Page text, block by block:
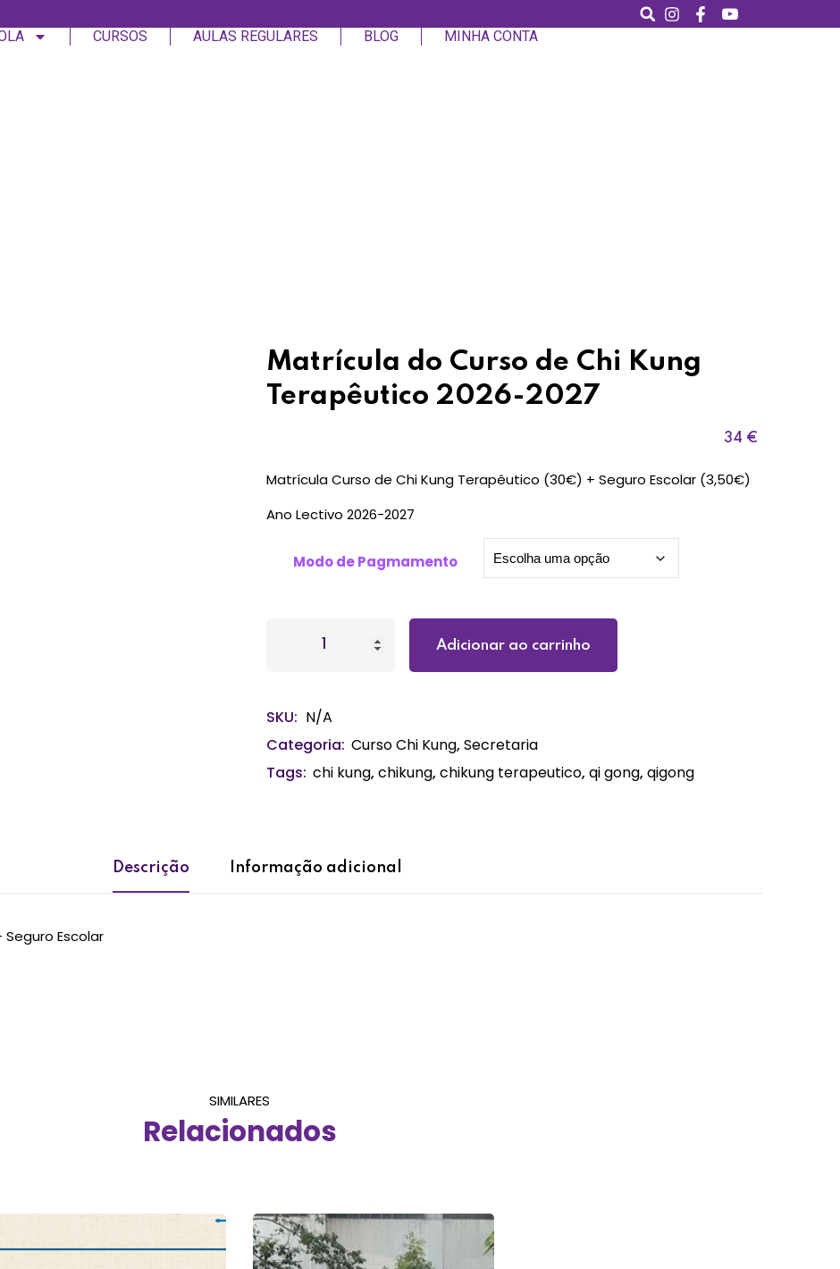
CURSOS AULAS REGULARES BLOG MINHA CONTA
Matrícula do Curso de Chi Kung
Terapêutico 2026-2027
34 €
Matrícula Curso de Chi Kung Terapêutico (30€) + Seguro Escolar (3,50€)
Ano Lectivo 2026-2027
Modo de Pagmamento
Adicionar ao carrinho
SKU: N/A
Categoria: Curso Chi Kung, Secretaria
Tags: chi kung, chikung, chikung terapeutico, qi gong, qigong
Descrição Informação adicional
Seguro Escolar
SIMILARES
Relacionados